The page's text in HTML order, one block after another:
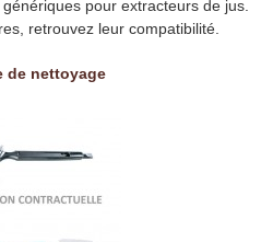
pour extracteurs de jus.
retrouvez leur compatibilité.
de nettoyage